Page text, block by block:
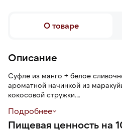
О товаре
Описание
Суфле из манго + белое
ароматной начинкой из
кокосовой стружки.
Пирожное готово к
разморозить.
Подробнее
Пищевая ценность на